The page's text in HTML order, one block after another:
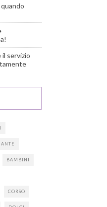
il servizio
BAMBINI
CORSO